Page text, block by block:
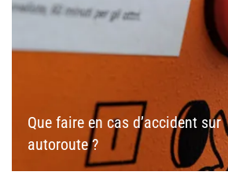
Que faire en cas d’accident sur
autoroute ?